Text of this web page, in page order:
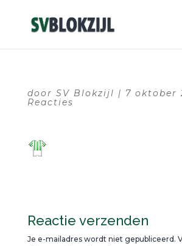
door SV Blokzijl | 7 oktober
Reacties
Reactie verzenden
Je e-mailadres wordt niet gepubliceerd.